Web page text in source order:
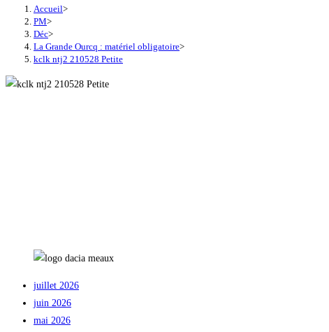
Accueil>
PM>
Déc>
La Grande Ourcq : matériel obligatoire>
kclk ntj2 210528 Petite
juillet 2026
juin 2026
mai 2026